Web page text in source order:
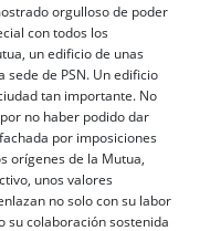
orgulloso de poder
con todos los
un edificio de unas
de PSN. Un edificio
tan importante. No
no haber podido dar
por imposiciones
orígenes de la Mutua,
unos valores
no solo con su labor
su colaboración sostenida